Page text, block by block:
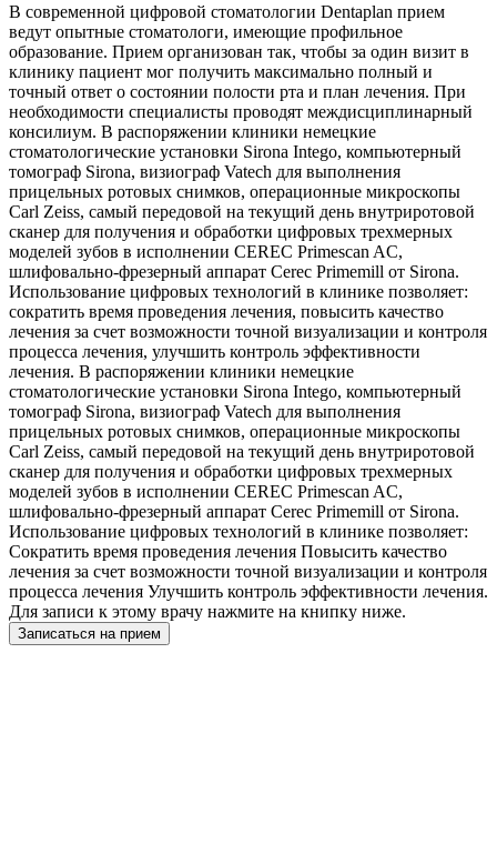
В современной цифровой стоматологии Dentaplan прием
ведут опытные стоматологи, имеющие профильное
образование. Прием организован так, чтобы за один визит в
клинику пациент мог получить максимально полный и
точный ответ о состоянии полости рта и план лечения. При
необходимости специалисты проводят междисциплинарный
консилиум. В распоряжении клиники немецкие
стоматологические установки Sirona Intego, компьютерный
томограф Sirona, визиограф Vatech для выполнения
прицельных ротовых снимков, операционные микроскопы
Carl Zeiss, самый передовой на текущий день внутриротовой
сканер для получения и обработки цифровых трехмерных
моделей зубов в исполнении CEREC Primescan AC,
шлифовально-фрезерный аппарат Cerec Primemill от Sirona.
Использование цифровых технологий в клинике позволяет:
сократить время проведения лечения, повысить качество
лечения за счет возможности точной визуализации и контроля
процесса лечения, улучшить контроль эффективности
лечения. В распоряжении клиники немецкие
стоматологические установки Sirona Intego, компьютерный
томограф Sirona, визиограф Vatech для выполнения
прицельных ротовых снимков, операционные микроскопы
Carl Zeiss, самый передовой на текущий день внутриротовой
сканер для получения и обработки цифровых трехмерных
моделей зубов в исполнении CEREC Primescan AC,
шлифовально-фрезерный аппарат Cerec Primemill от Sirona.
Использование цифровых технологий в клинике позволяет:
Сократить время проведения лечения Повысить качество
лечения за счет возможности точной визуализации и контроля
процесса лечения Улучшить контроль эффективности лечения.
Для записи к этому врачу нажмите на книпку ниже.
Записаться на прием